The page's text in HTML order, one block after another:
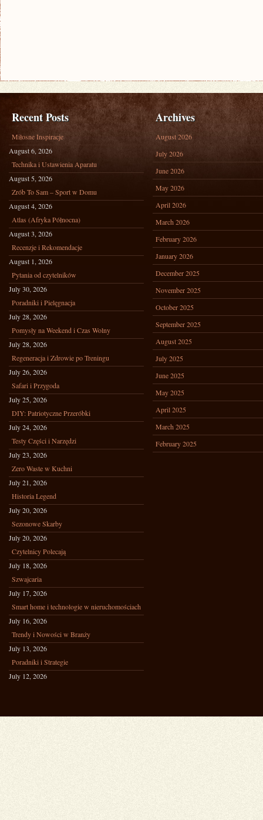
Recent Posts
Miłosne Inspiracje
August 6, 2026
Technika i Ustawienia Aparatu
August 5, 2026
Zrób To Sam – Sport w Domu
August 4, 2026
Atlas (Afryka Północna)
August 3, 2026
Recenzje i Rekomendacje
August 1, 2026
Pytania od czytelników
July 30, 2026
Poradniki i Pielęgnacja
July 28, 2026
Pomysły na Weekend i Czas Wolny
July 28, 2026
Regeneracja i Zdrowie po Treningu
July 26, 2026
Safari i Przygoda
July 25, 2026
DIY: Patriotyczne Przeróbki
July 24, 2026
Testy Części i Narzędzi
July 23, 2026
Zero Waste w Kuchni
July 21, 2026
Historia Legend
July 20, 2026
Sezonowe Skarby
July 20, 2026
Czytelnicy Polecają
July 18, 2026
Szwajcaria
July 17, 2026
Smart home i technologie w nieruchomościach
July 16, 2026
Trendy i Nowości w Branży
July 13, 2026
Poradniki i Strategie
July 12, 2026
Archives
August 2026
July 2026
June 2026
May 2026
April 2026
March 2026
February 2026
January 2026
December 2025
November 2025
October 2025
September 2025
August 2025
July 2025
June 2025
May 2025
April 2025
March 2025
February 2025